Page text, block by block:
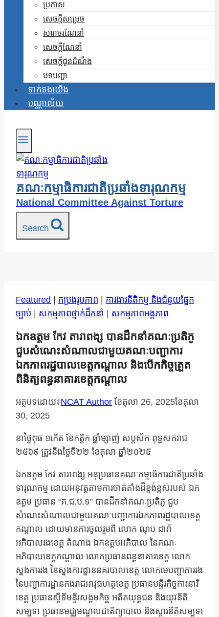
ប្រកាស
សេចក្តីសម្រេច
សារាចរណែនាំ
សេចក្តីណែនាំ
សេចក្តីជូនដំណឹង
បទបញ្ជា
ទាក់ទងយើង
បណ្ណាល័យ
គណៈកម្មាធិការជាតិប្រឆាំងទារុណកម្ម
National Committee Against Torture
Search
Featured កម្រងរូបភាព
ការងារនីតិកម្ម និងជំនួយផ្នែក
ច្បាប់
សកម្មភាពថ្នាក់ដឹកនាំ សកម្មភាពអង្គភាព
ឯកឧត្តម កែវ តារាពង្ស បានដឹកនាំគណៈប្រតិភូ
ជួបសំណេះសំណាលជាមួយគណៈបញ្ជាការ
ឯកភាពរដ្ឋបាលខេត្តកណ្តាល និងបើកកិច្ចត្រួត
ពិនិត្យពន្ធនាគារខេត្តកណ្តាល
អត្ថបទដោយ៖NCAT Author ខែ​តុលា 26, 2025ខែ​តុលា
30, 2025
នាថ្ងៃពុធ ១កើត ខែកត្តិក ឆ្នាំម្សាញ់ សប្តស័ក ពុទ្ធសករាជ
២៥៦៩ ត្រូវនឹងថ្ងៃទី២២ ខែតុលា ឆ្នាំ២០២៥
ឯកឧត្តម កែវ តារាពង្ស អនុប្រធានគណៈកម្មាធិការជាតិប្រឆាំង
ទារុណកម្ម ដោយអនុវត្តតាមការចាត់តាំងដ៏ខ្ពង់ខ្ពស់របស់ ឯក
ឧត្តម ប្រធាន “គ.ជ.ប.ទ” បានដឹកនាំគណៈប្រតិភូ ជួប
សំណេះសំណាលជាមួយគណៈបញ្ជាការឯកភាពរដ្ឋបាលខេត្ត
កណ្តាល ដោយមានការចូលរួមពី លោក ណុប ដារ៉ា
អភិបាលរងខេត្ត តំណាង ឯកឧត្តមអភិបាល នៃគណៈ
អភិបាលខេត្តកណ្តាល លោកប្រធានពន្ធនាគារខេត្ត លោក
ស្នងការរង នៃស្នងការដ្ឋាននគរបាលខេត្ត លោកមេបញ្ជាការរង
នៃបញ្ជាការដ្ឋានកងរាជអាវុធហត្ថខេត្ត ប្រធានមន្ទីរកិច្ចការនារី
ខេត្ត ប្រធានស្តីទីមន្ទីរសង្គមកិច្ច អតីតយុទ្ធជន និងយុវនីតិ
សម្បទា ប្រធានមជ្ឈមណ្ឌលជាតិព្យាបាល និងស្តារនីតិសម្បទា